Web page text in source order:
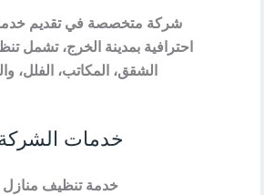
شركة متخصصة في تقديم
احترافية بمدينة الخرج، تشمل
الشقق، المكاتب، الفلل،
خدمات
خدمة تنظيف منازل